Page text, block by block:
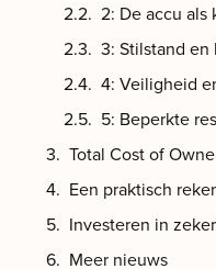
2: De accu
3: Stilstand
4: Veiligheid
5: Beperkte
Total Cost of
Een praktisch
Investeren in
Meer nieuws